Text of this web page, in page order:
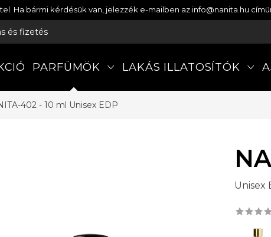
Ha bármi kérdésük van, jelezzék e-mailben az info@nanita.hu
és fizetés
PARFÜMÖK LAKÁS ILLATOSÍTÓK
402 - 10 ml Unisex EDP
Unisex